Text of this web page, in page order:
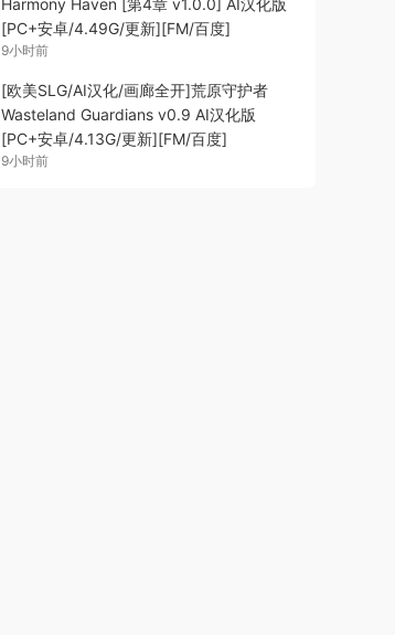
Harmony Haven [第4章 v1.0.0] AI汉化版
[PC+安卓/4.49G/更新][FM/百度]
9小时前
[欧美SLG/AI汉化/画廊全开]荒原守护者
Wasteland Guardians v0.9 AI汉化版
[PC+安卓/4.13G/更新][FM/百度]
9小时前